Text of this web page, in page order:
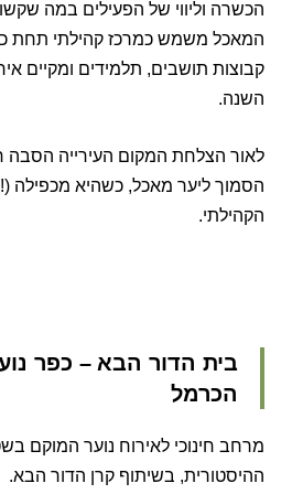
הכשרה וליווי של הפעילים במה
המאכל משמש כמרכז קהילתי תחת
קבוצות תושבים, תלמידים ומקיים
השנה.
לאור הצלחת המקום העירייה
הסמוך ליער מאכל, כשהיא מכפילה
הקהילתי.
בית הדור הבא – כפר
הכרמל
מרחב חינוכי לאירוח נוער המוקם
ההיסטורית, בשיתוף קרן הדור הבא.